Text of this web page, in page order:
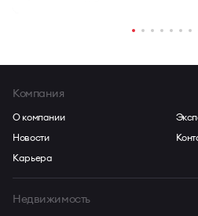
Компания
О компании
Новости
Карьера
Недвижимость